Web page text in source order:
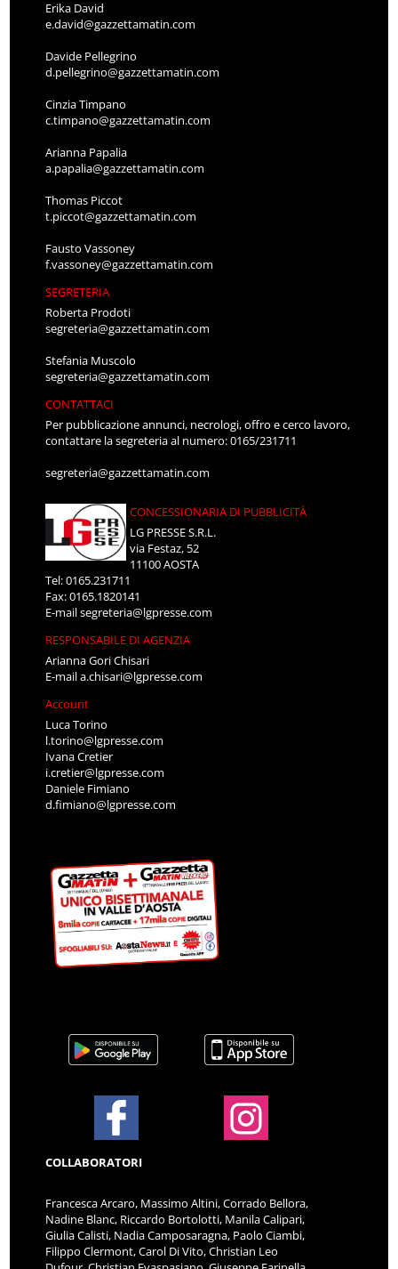
Erika David
e.david@gazzettamatin.com
Davide Pellegrino
d.pellegrino@gazzettamatin.com
Cinzia Timpano
c.timpano@gazzettamatin.com
Arianna Papalia
a.papalia@gazzettamatin.com
Thomas Piccot
t.piccot@gazzettamatin.com
Fausto Vassoney
f.vassoney@gazzettamatin.com
SEGRETERIA
Roberta Prodoti
segreteria@gazzettamatin.com
Stefania Muscolo
segreteria@gazzettamatin.com
CONTATTACI
Per pubblicazione annunci, necrologi, offro e cerco lavoro,
contattare la segreteria al numero: 0165/231711
segreteria@gazzettamatin.com
CONCESSIONARIA DI PUBBLICITÀ
LG PRESSE S.R.L.
via Festaz, 52
11100 AOSTA
Tel: 0165.231711
Fax: 0165.1820141
E-mailsegreteria@lgpresse.com
RESPONSABILE DI AGENZIA
Arianna Gori Chisari
E-maila.chisari@lgpresse.com
Account
Luca Torino
l.torino@lgpresse.com
Ivana Cretier
i.cretier@lgpresse.com
Daniele Fimiano
d.fimiano@lgpresse.com
COLLABORATORI
Francesca Arcaro, Massimo Altini, Corrado Bellora,
Nadine Blanc, Riccardo Bortolotti, Manila Calipari,
Giulia Calisti, Nadia Camposaragna, Paolo Ciambi,
Filippo Clermont, Carol Di Vito, Christian Leo